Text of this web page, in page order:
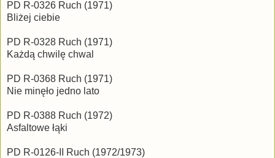
PD R-0326 Ruch (1971)
Bliżej ciebie
PD R-0328 Ruch (1971)
Każdą chwilę chwal
PD R-0368 Ruch (1971)
Nie minęło jedno lato
PD R-0388 Ruch (1972)
Asfaltowe łąki
PD R-0126-II Ruch (1972/1973)